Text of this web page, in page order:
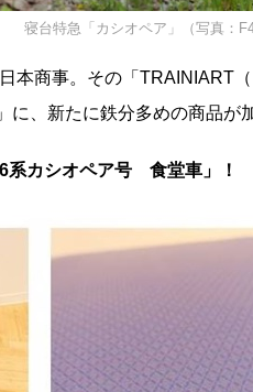
寝台特急「カシオペア」（写真：
本商事。その「TRAINIART
に、新たに鉄分多めの商品が
系カシオペア号 食堂車」！